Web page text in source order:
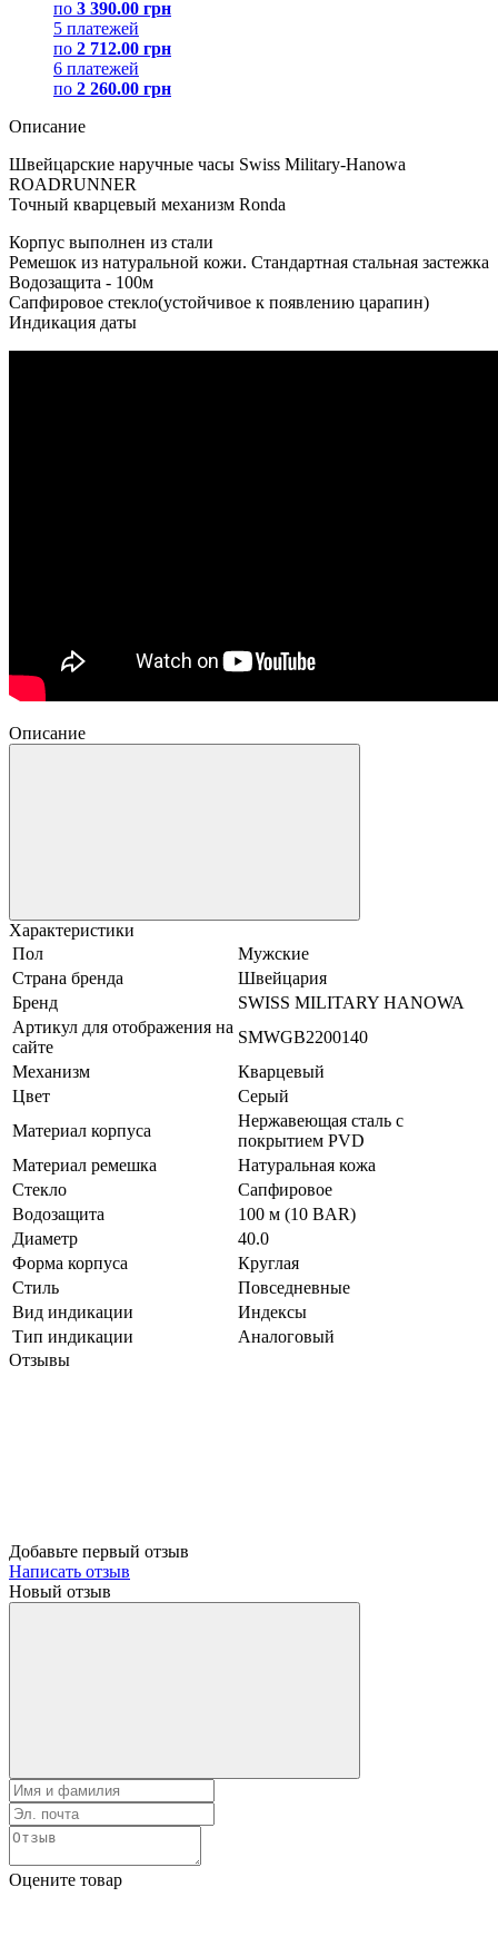
по 3 390.00 грн
5 платежей
по 2 712.00 грн
6 платежей
по 2 260.00 грн
Описание
Швейцарские наручные часы Swiss Military-Hanowa
ROADRUNNER
Точный кварцевый механизм Ronda
Корпус выполнен из стали
Ремешок из натуральной кожи. Стандартная стальная застежка
Водозащита - 100м
Сапфировое стекло(устойчивое к появлению царапин)
Индикация даты
Описание
Характеристики
Пол
Мужские
Страна бренда
Швейцария
Бренд
SWISS MILITARY HANOWA
Артикул для отображения на
сайте
SMWGB2200140
Механизм
Кварцевый
Цвет
Серый
Материал корпуса
Нержавеющая сталь с
покрытием PVD
Материал ремешка
Натуральная кожа
Стекло
Сапфировое
Водозащита
100 м (10 BAR)
Диаметр
40.0
Форма корпуса
Круглая
Стиль
Повседневные
Вид индикации
Индексы
Тип индикации
Аналоговый
Отзывы
Добавьте первый отзыв
Написать отзыв
Новый отзыв
Оцените товар